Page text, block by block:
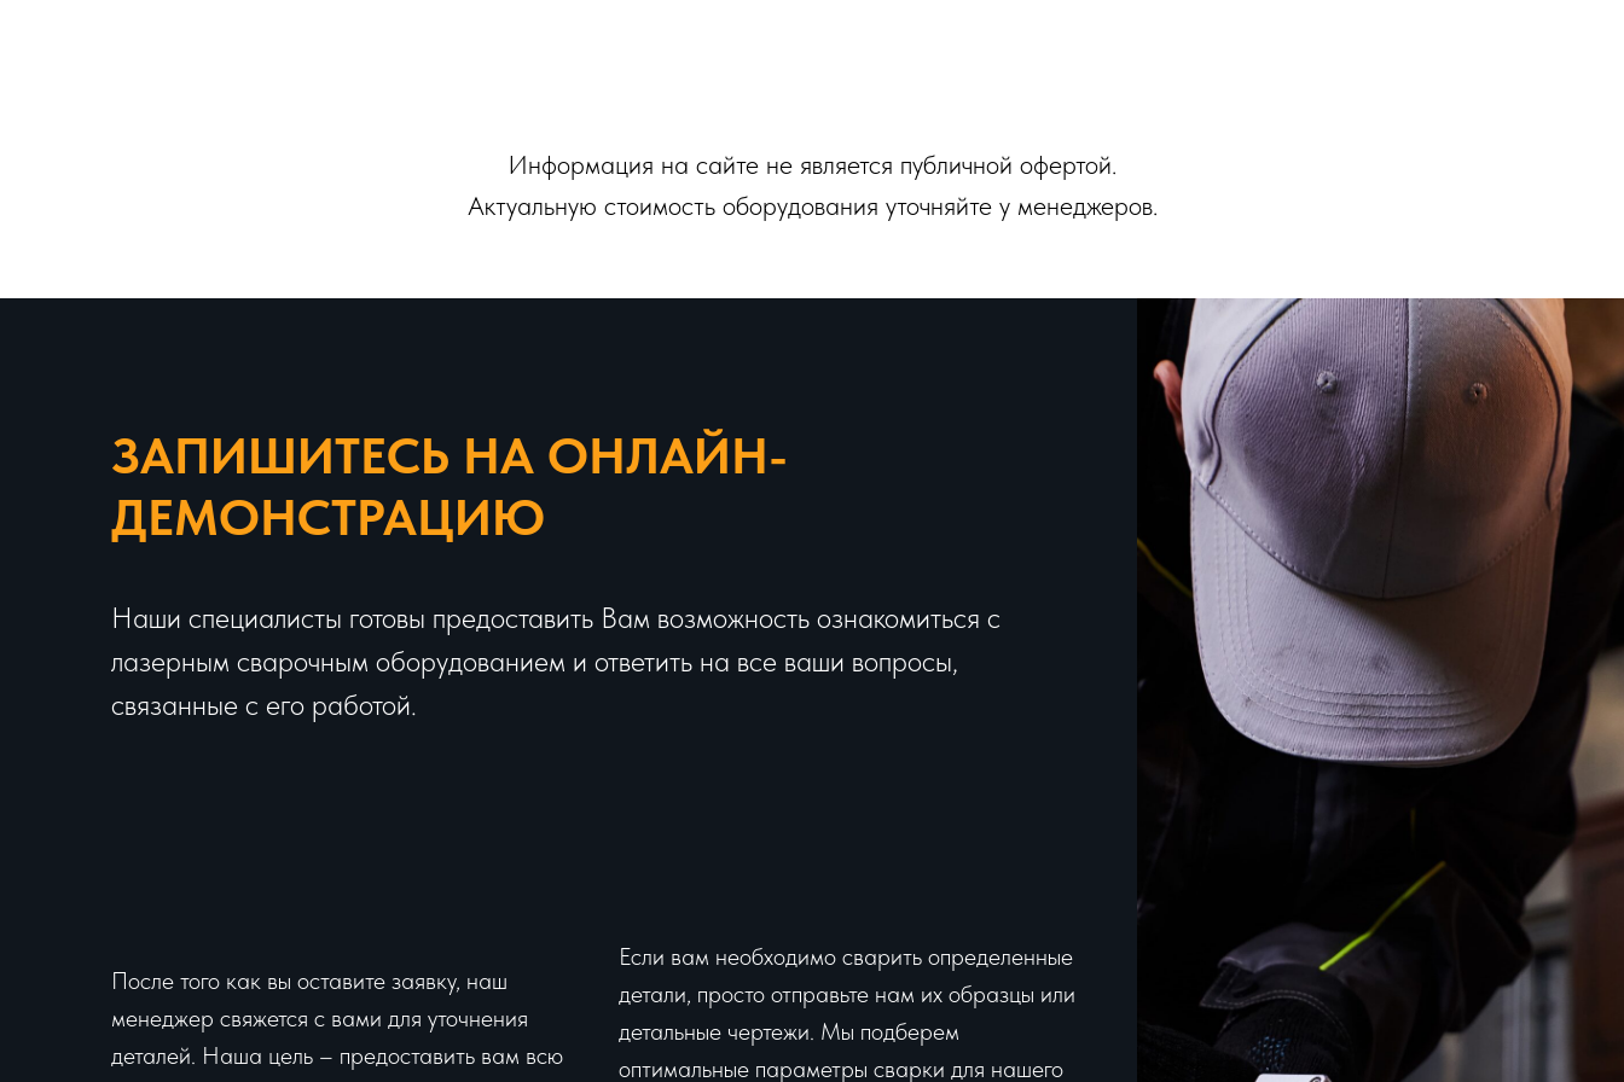
Информация на сайте не является публичной офертой.
Актуальную стоимость оборудования уточняйте у менеджеров.
ЗАПИШИТЕСЬ НА ОНЛАЙН-
ДЕМОНСТРАЦИЮ
Наши специалисты готовы предоставить Вам возможность ознакомиться с
лазерным сварочным оборудованием и ответить на все ваши вопросы,
связанные с его работой.
После того как вы оставите заявку, наш
менеджер свяжется с вами для уточнения
деталей. Наша цель – предоставить вам всю
Если вам необходимо сварить определенные
детали, просто отправьте нам их образцы или
детальные чертежи. Мы подберем
оптимальные параметры сварки для нашего